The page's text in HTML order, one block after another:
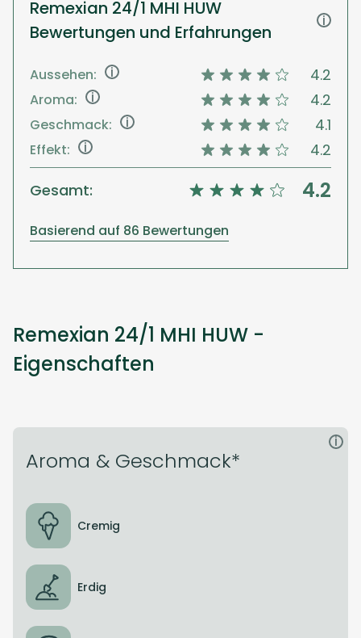
Remexian 24/1 MHI HUW
Bewertungen und Erfahrungen
i
Aussehen: i 4.2
Aroma: i 4.2
Geschmack: i 4.1
Effekt: i
4.2
Gesamt:
4.2
Basierend auf 86 Bewertungen
Remexian 24/1 MHI HUW -
Eigenschaften
Aroma & Geschmack*
i
Cremig
Erdig